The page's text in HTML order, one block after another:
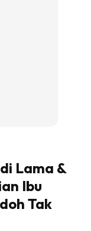
Lama &
Ibu
Tak